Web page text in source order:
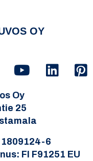
OY
Oy
25
6
FI F91251 EU